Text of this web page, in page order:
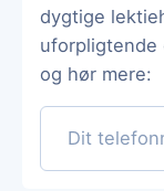
dygtige
uforpligtende
og hør mere: